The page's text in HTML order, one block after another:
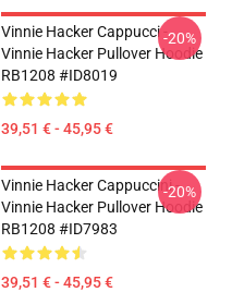
Vinnie Hacker Cappucci -
Vinnie Hacker Pullover Hoodie
RB1208 #ID8019
39,51 € - 45,95 €
-20%
Vinnie Hacker Cappuccini -
Vinnie Hacker Pullover Hoodie
RB1208 #ID7983
39,51 € - 45,95 €
-20%